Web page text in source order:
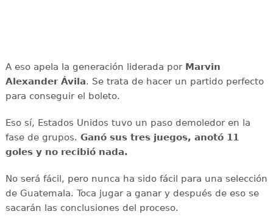
A eso apela la generación liderada por Marvin
Alexander Ávila. Se trata de hacer un partido perfecto
para conseguir el boleto.
Eso sí, Estados Unidos tuvo un paso demoledor en la
fase de grupos. Ganó sus tres juegos, anotó 11
goles y no recibió nada.
No será fácil, pero nunca ha sido fácil para una selección
de Guatemala. Toca jugar a ganar y después de eso se
sacarán las conclusiones del proceso.